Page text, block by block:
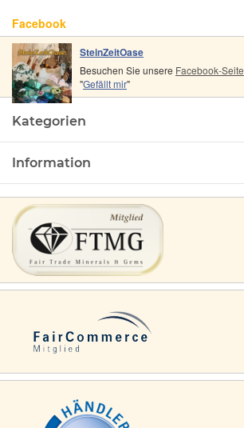
Facebook
SteinZeitOase
Besuchen Sie unsere Facebook-Seite
"Gefällt mir"
Kategorien
Information